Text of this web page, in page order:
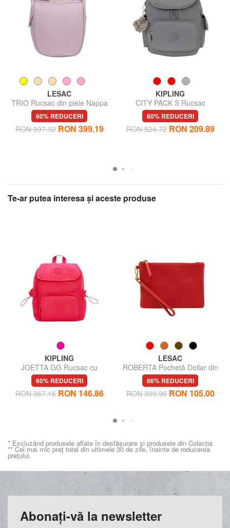
LESAC
TRIO Rucsac din piele Nappa
60% REDUCERI
RON 997.92 RON 399.19
KIPLING
CITY PACK S Rucsac
60% REDUCERI
RON 524.72 RON 209.89
Te-ar putea interesa şi aceste produse
KIPLING
JOETTA GG Rucsac cu
buzunare multiple
60% REDUCERI
RON 367.15 RON 146.86
LESAC
ROBERTA Pochetă Dollar din
piele
66% REDUCERI
RON 309.90 RON 105.00
* Excluzând produsele aflate în desfășurare și produsele din Colecția
** Cel mai mic preț total din ultimele 30 de zile, înainte de reducerea
prețului.
Abonați-vă la newsletter